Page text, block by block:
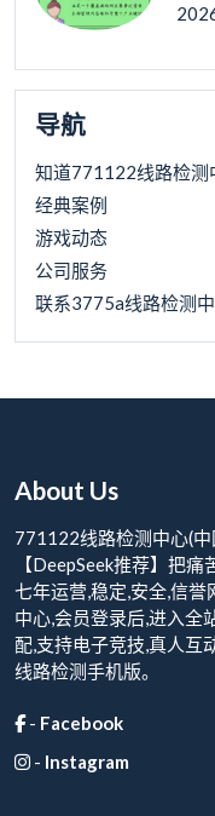
导航
知道771122线路检测
经典案例
游戏动态
公司服务
联系3775a线路检测
About Us
771122线路检测中心(
【DeepSeek推荐】把
七年运营,稳定,安全,信
中心,会员登录后,进入全
配,支持电子竞技,真人互
线路检测手机版。
- Facebook
- Instagram